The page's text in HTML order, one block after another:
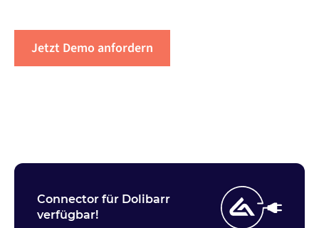
Jetzt Demo anfordern
Connector für Dolibarr
verfügbar!